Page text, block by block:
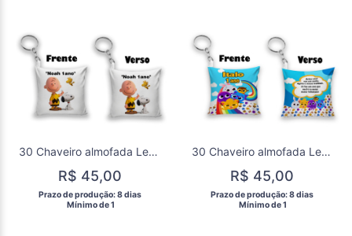
30 Chaveiro almofada Lembrancinha Charlen Brau
R$ 45,00
Prazo de produção: 8 dias
  Mínimo de 1
30 Chaveiro almofada Lembrancinha Bolofofos
R$ 45,00
Prazo de produção: 8 dias
  Mínimo de 1